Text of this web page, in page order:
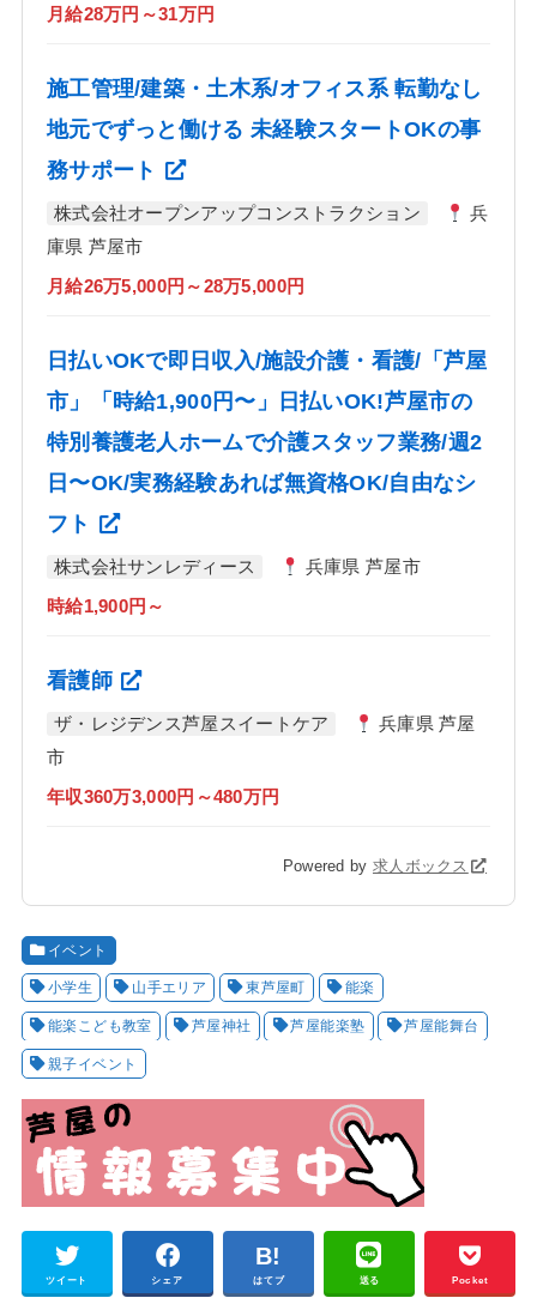
月給28万円～31万円
施工管理/建築・土木系/オフィス系 転勤なし
地元でずっと働ける 未経験スタートOKの事
務サポート
株式会社オープンアップコンストラクション
兵
庫県 芦屋市
月給26万5,000円～28万5,000円
日払いOKで即日収入/施設介護・看護/「芦屋
市」「時給1,900円〜」日払いOK!芦屋市の
特別養護老人ホームで介護スタッフ業務/週2
日〜OK/実務経験あれば無資格OK/自由なシ
フト
株式会社サンレディース 兵庫県 芦屋市
時給1,900円～
看護師
ザ・レジデンス芦屋スイートケア
兵庫県 芦屋
市
年収360万3,000円～480万円
Powered by 求人ボックス
イベント
小学生 山手エリア 東芦屋町 能楽
能楽こども教室 芦屋神社 芦屋能楽塾 芦屋能舞台
親子イベント
ツイート シェア はてブ 送る Pocket